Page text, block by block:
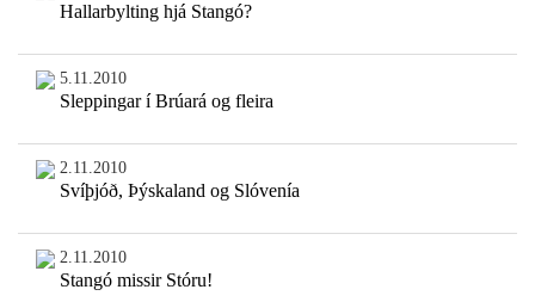
Hallarbylting hjá Stangó?
5.11.2010
Sleppingar í Brúará og fleira
2.11.2010
Svíþjóð, Þýskaland og Slóvenía
2.11.2010
Stangó missir Stóru!